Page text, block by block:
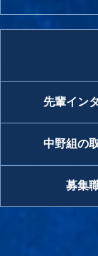
先輩イン
中野組の
募集